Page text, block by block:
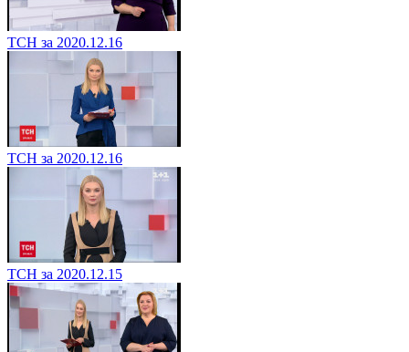
ТСН за 2020.12.16
ТСН за 2020.12.16
ТСН за 2020.12.15